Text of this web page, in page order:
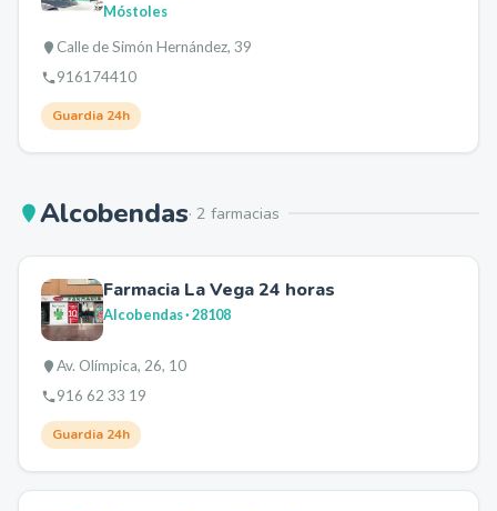
Móstoles
Calle de Simón Hernández, 39
916174410
Guardia 24h
Alcobendas· 2 farmacias
Farmacia La Vega 24 horas
Alcobendas· 28108
Av. Olímpica, 26, 10
916 62 33 19
Guardia 24h